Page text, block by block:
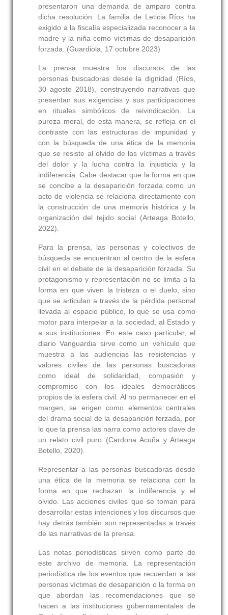
presentaron una demanda de amparo contra
dicha resolución. La familia de Leticia Ríos ha
exigido a la fiscalía especializada reconocer a la
madre y la niña como víctimas de desaparición
forzada. (Guardiola, 17 octubre 2023)
La prensa muestra los discursos de las
personas buscadoras desde la dignidad (Ríos,
30 agosto 2018), construyendo narrativas que
presentan sus exigencias y sus participaciones
en rituales simbólicos de reivindicación. La
pureza moral, de esta manera, se refleja en el
contraste con las estructuras de impunidad y
con la búsqueda de una ética de la memoria
que se resiste al olvido de las víctimas a través
del dolor y la lucha contra la injusticia y la
indiferencia. Cabe destacar que la forma en que
se concibe a la desaparición forzada como un
acto de violencia se relaciona directamente con
la construcción de una memoria histórica y la
organización del tejido social (Arteaga Botello,
2022).
Para la prensa, las personas y colectivos de
búsqueda se encuentran al centro de la esfera
civil en el debate de la desaparición forzada. Su
protagonismo y representación no se limita a la
forma en que viven la tristeza o el duelo, sino
que se articulan a través de la pérdida personal
llevada al espacio público, lo que se usa como
motor para interpelar a la sociedad, al Estado y
a sus instituciones. En este caso particular, el
diario Vanguardia sirve como un vehículo que
muestra a las audiencias las resistencias y
valores civiles de las personas buscadoras
como ideal de solidaridad, compasión y
compromiso con los ideales democráticos
propios de la esfera civil. Al no permanecer en el
margen, se erigen como elementos centrales
del drama social de la desaparición forzada, por
lo que la prensa las narra como actores clave de
un relato civil puro (Cardona Acuña y Arteaga
Botello, 2020).
Representar a las personas buscadoras desde
una ética de la memoria se relaciona con la
forma en que rechazan la indiferencia y el
olvido. Las acciones civiles que se toman para
desarrollar estas intenciones y los discursos que
hay detrás también son representadas a través
de las narrativas de la prensa.
Las notas periodísticas sirven como parte de
este archivo de memoria. La representación
periodística de los eventos que recuerdan a las
personas víctimas de desaparición o la forma en
que abordan las recomendaciones que se
hacen a las instituciones gubernamentales de